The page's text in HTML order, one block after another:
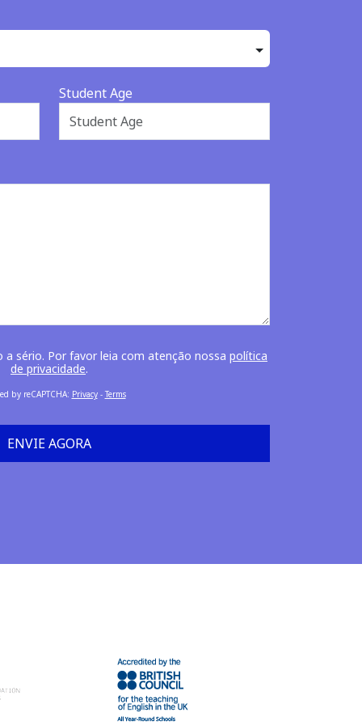
Student Age
a sério. Por favor leia com atenção nossa política
de privacidade.
by reCAPTCHA: Privacy- Terms
ENVIE AGORA